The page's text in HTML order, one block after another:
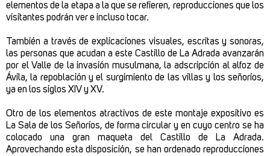
elementos de la etapa a la que se refieren, reproducciones que los
visitantes podrán ver e incluso tocar.
También a través de explicaciones visuales, escritas y sonoras,
las personas que acudan a este Castillo de La Adrada avanzarán
por el Valle de la invasión musulmana, la adscripción al alfoz de
Ávila, la repoblación y el surgimiento de las villas y los señoríos,
ya en los siglos XIV y XV.
Otro de los elementos atractivos de este montaje expositivo es
La Sala de los Señoríos, de forma circular y en cuyo centro se ha
colocado una gran maqueta del Castillo de La Adrada.
Aprovechando esta disposición, se han ordenado reproducciones